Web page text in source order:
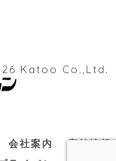
Katoo Co.,Ltd.
会社案内
店舗情報